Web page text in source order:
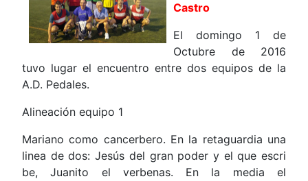
Castro
El domingo 1 de
Octubre de 2016
tuvo lugar el encuentro entre dos equipos de la
A.D. Pedales.
Alineación equipo 1
Mariano como cancerbero. En la retaguardia una
linea de dos: Jesús del gran poder y el que escri
be, Juanito el verbenas. En la media el